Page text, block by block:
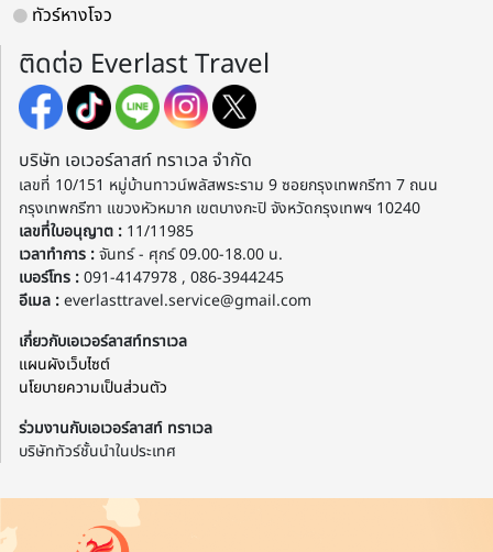
ทัวร์หางโจว
ติดต่อ Everlast Travel
บริษัท เอเวอร์ลาสท์ ทราเวล จำกัด
เลขที่ 10/151 หมู่บ้านทาวน์พลัสพระราม 9 ซอยกรุงเทพกรีฑา 7 ถนน
กรุงเทพกรีฑา แขวงหัวหมาก เขตบางกะปิ จังหวัดกรุงเทพฯ 10240
เลขที่ใบอนุญาต : 11/11985
เวลาทำการ :จันทร์ - ศุกร์ 09.00-18.00 น.
เบอร์โทร :091-4147978 , 086-3944245
อีเมล :everlasttravel.service@gmail.com
เกี่ยวกับเอเวอร์ลาสท์ทราเวล
แผนผังเว็บไซต์
นโยบายความเป็นส่วนตัว
ร่วมงานกับเอเวอร์ลาสท์ ทราเวล
บริษัททัวร์ชั้นนำในประเทศ